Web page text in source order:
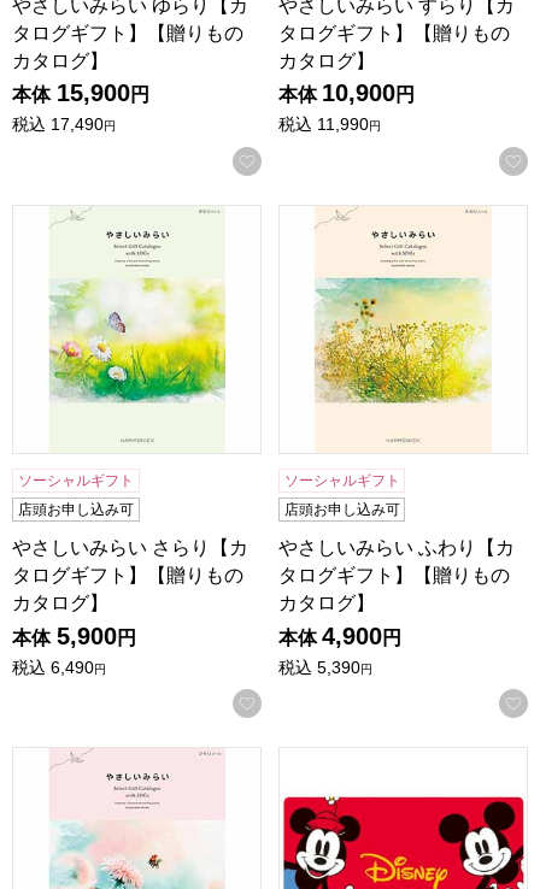
やさしいみらい ゆらり【カ
タログギフト】【贈りもの
カタログ】
本体 15,900円
税込 17,490円
お気に入りに登録する
やさしいみらい すらり【カ
タログギフト】【贈りもの
カタログ】
本体 10,900円
税込 11,990円
やさしいみらい さらり【カタログギフト】【贈りものカタ
ソーシャルギフト
店頭お申し込み可
やさしいみらい さらり【カ
タログギフト】【贈りもの
カタログ】
本体 5,900円
税込 6,490円
お気に入りに登録する
やさしいみらい ふわり【カ
ソーシャルギフト
店頭お申し込み可
やさしいみらい ふわり【カ
タログギフト】【贈りもの
カタログ】
本体 4,900円
税込 5,390円
やさしいみらい ひらり【カタログギフト】【贈りものカタ